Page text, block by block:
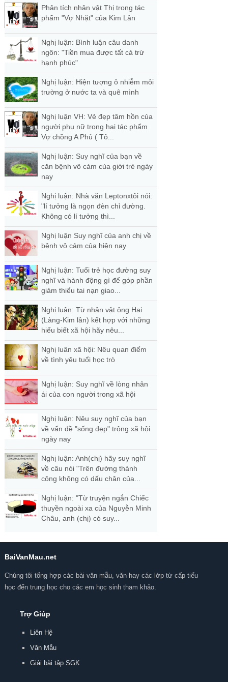
Phân tích nhân vật Thị trong tác
phẩm "Vợ Nhặt" của Kim Lân
Nghị luận: Bình luận câu danh
ngôn: "Tiền mua được tất cả trừ
hạnh phúc"
Nghị luận: Hiện tượng ô nhiễm môi
trường ở nước ta và quê mình
Nghị luận VH: Vẻ đẹp tâm hồn của
người phụ nữ trong hai tác phẩm
Vợ chồng A Phủ ( Tô...
Nghị luận: Suy nghĩ của bạn về
căn bệnh vô cảm của giới trẻ ngày
nay
Nghị luận: Nhà văn Leptonxtôi nói:
"lí tưởng là ngọn đèn chỉ đường.
Không có lí tưởng thì...
Nghị luận Suy nghĩ của anh chị về
bệnh vô cảm của hiện nay
Nghị luận: Tuổi trẻ học đường suy
nghĩ và hành động gì để góp phần
giảm thiểu tai nạn giao...
Nghị luận: Từ nhân vật ông Hai
(Làng-Kim lân) kết hợp với những
hiểu biết xã hội hãy nêu...
Nghị luân xã hội: Nêu quan điểm
về tình yêu tuổi học trò
Nghị luận: Suy nghĩ về lòng nhân
ái của con người trong xã hội
Nghị luận: Nêu suy nghĩ của bạn
về vấn đề "sống đẹp" trông xã hội
ngày nay
Nghị luận: Anh(chị) hãy suy nghĩ
về câu nói "Trên đường thành
công không có dấu chân của...
Nghị luận: "Từ truyện ngắn Chiếc
thuyền ngoài xa của Nguyễn Minh
Châu, anh (chị) có suy...
BaiVanMau.net
Chúng tôi tổng hợp các bài văn mẫu, văn hay các lớp từ cấp tiểu
học đến trung học cho các em học sinh tham khảo.
Trợ Giúp
Liên Hệ
Văn Mẫu
Giải bài tập SGK